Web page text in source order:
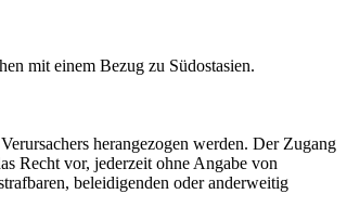
mit einem Bezug zu Südostasien.
herangezogen werden. Der Zugang
Recht vor, jederzeit ohne Angabe von
beleidigenden oder anderweitig